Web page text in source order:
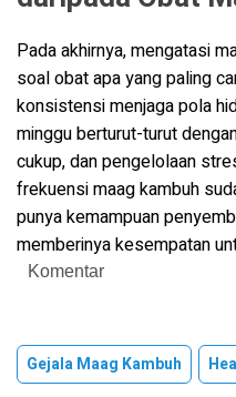
Pada akhirnya, mengatasi
soal obat apa yang paling
konsistensi menjaga pola
minggu berturut-turut
cukup, dan pengelolaan
frekuensi maag kambuh
punya kemampuan
memberinya kesempatan
Komentar
Gejala Maag Kambuh